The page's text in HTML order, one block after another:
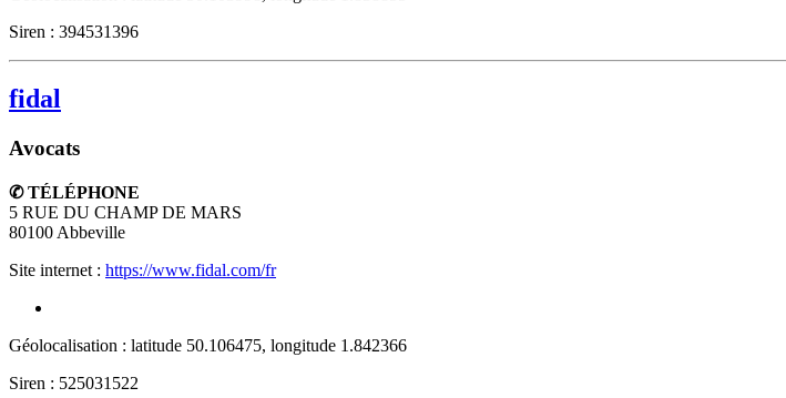
Siren : 394531396
fidal
Avocats
✆ TÉLÉPHONE
5 RUE DU CHAMP DE MARS
80100 Abbeville
Site internet : https://www.fidal.com/fr
Géolocalisation : latitude 50.106475, longitude 1.842366
Siren : 525031522